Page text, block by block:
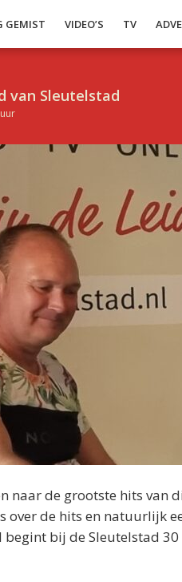
GEMIST VIDEO’S TV
van Sleutelstad
naar de grootste hits van
de hits en natuurlijk
bij de Sleutelstad 30